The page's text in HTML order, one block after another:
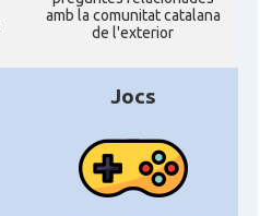
amb la comunitat catalana
de l'exterior
Jocs